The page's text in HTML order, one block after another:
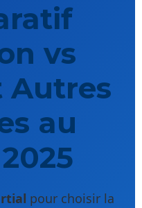
vs
Autres
au
pour choisir la